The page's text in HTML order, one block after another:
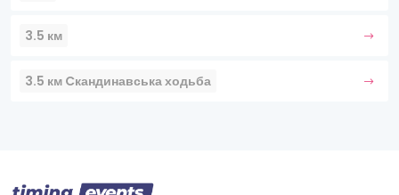
3.5 км
3.5 км Cкандинавська ходьба